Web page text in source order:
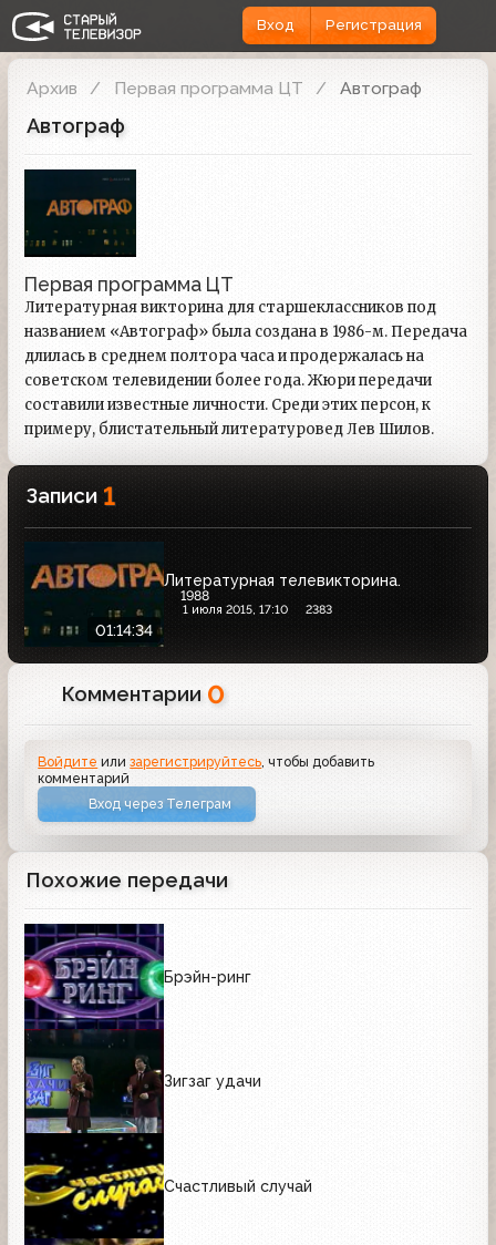
Вход Регистрация
Архив Первая программа ЦТ Автограф
Автограф
Первая программа ЦТ
Литературная викторина для старшеклассников под
названием «Автограф» была создана в 1986-м. Передача
длилась в среднем полтора часа и продержалась на
советском телевидении более года. Жюри передачи
составили известные личности. Среди этих персон, к
примеру, блистательный литературовед Лев Шилов.
Записи 1
01:14:34
Литературная телевикторина.
1988
1 июля 2015, 17:10 2383
Комментарии 0
Войдите илизарегистрируйтесь , чтобы добавить
комментарий
Вход через Телеграм
Похожие передачи
Брэйн-ринг
Зигзаг удачи
Счастливый случай